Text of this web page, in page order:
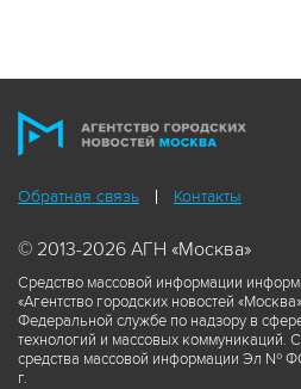
Обратная связь Контакты
© 2013-2026 АГН «Москва»
Средство массовой информации
«Агентство городских новостей
Федеральной службе по надзору в
технологий и массовых коммуникаций.
средства массовой информации Эл №
г.